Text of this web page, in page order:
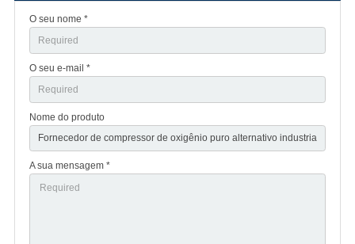
O seu nome *
O seu e-mail *
Nome do produto
A sua mensagem *